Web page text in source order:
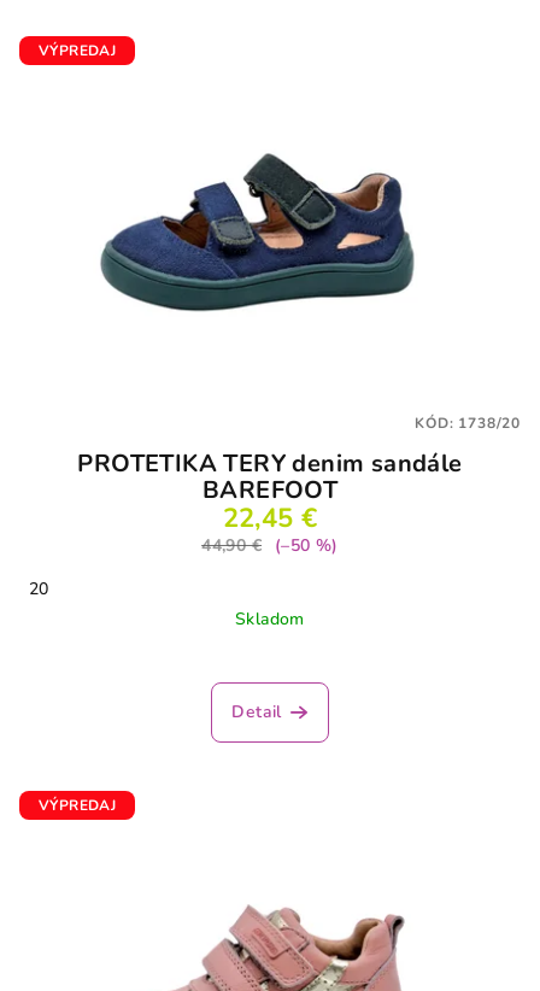
VÝPREDAJ
PROTETIKA TERY denim sandále
BAREFOOT
22,45 €
44,90 €
(–50 %)
20
Skladom
Detail
KÓD: 1738/20
VÝPREDAJ